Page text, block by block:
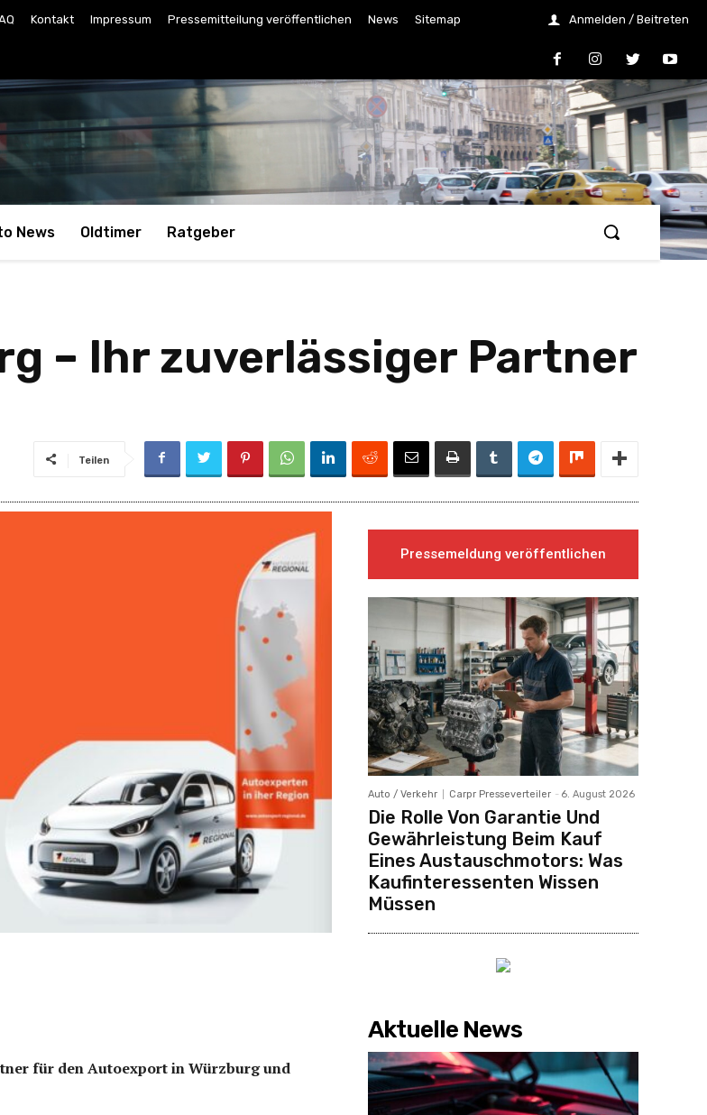
Kontakt Impressum Pressemitteilung veröffentlichen News Sitemap Anmelden / Beitreten
News Oldtimer Ratgeber
– Ihr zuverlässiger Partner
Teilen
für den Autoexport in Würzburg und
Pressemeldung veröffentlichen
Auto / Verkehr Carpr Presseverteiler - 6. August 2026
Die Rolle Von Garantie Und
Gewährleistung Beim Kauf
Eines Austauschmotors: Was
Kaufinteressenten Wissen
Müssen
Aktuelle News